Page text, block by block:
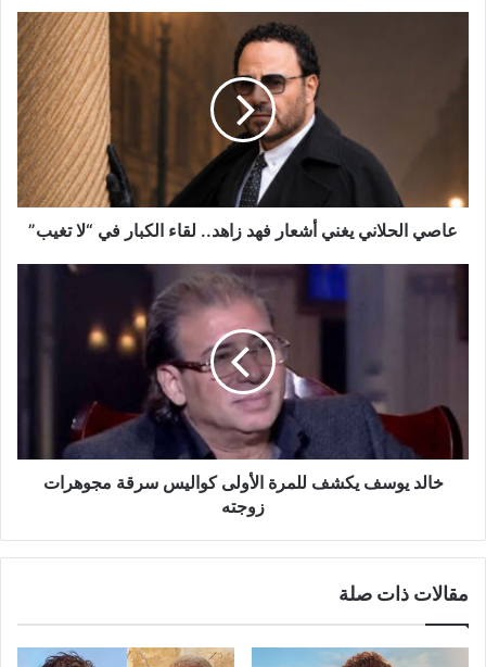
في
عاصي الحلاني يغني أشعار فهد زاهد.. لقاء الكبار في “لا تغيب”
خالد
للمرة
سرقة
مجوهرات
زوجته
خالد يوسف يكشف للمرة الأولى كواليس سرقة مجوهرات
زوجته
مقالات ذات صلة